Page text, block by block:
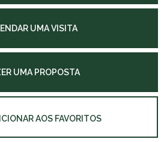
UMA VISITA
UMA PROPOSTA
AOS FAVORITOS